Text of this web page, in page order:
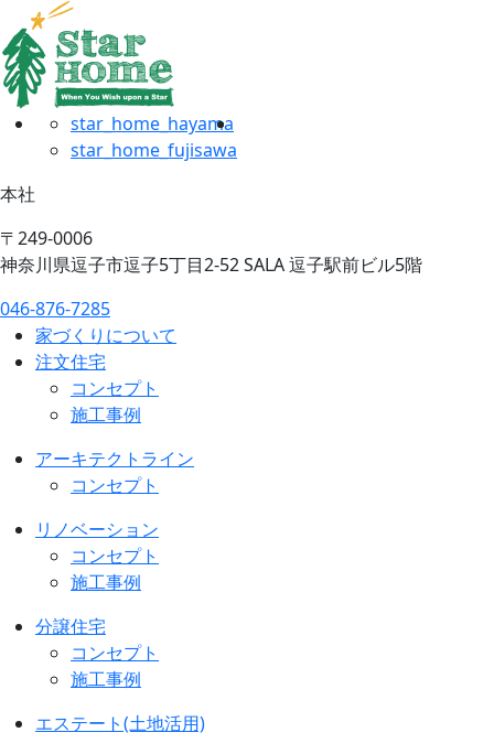
star_home_hayama
star_home_fujisawa
本社
〒249-0006
神奈川県逗子市逗子5丁目2-52 SALA 逗子駅前ビル5階
046-876-7285
家づくりについて
注文住宅
コンセプト
施工事例
アーキテクトライン
コンセプト
リノベーション
コンセプト
施工事例
分譲住宅
コンセプト
施工事例
エステート(土地活用)